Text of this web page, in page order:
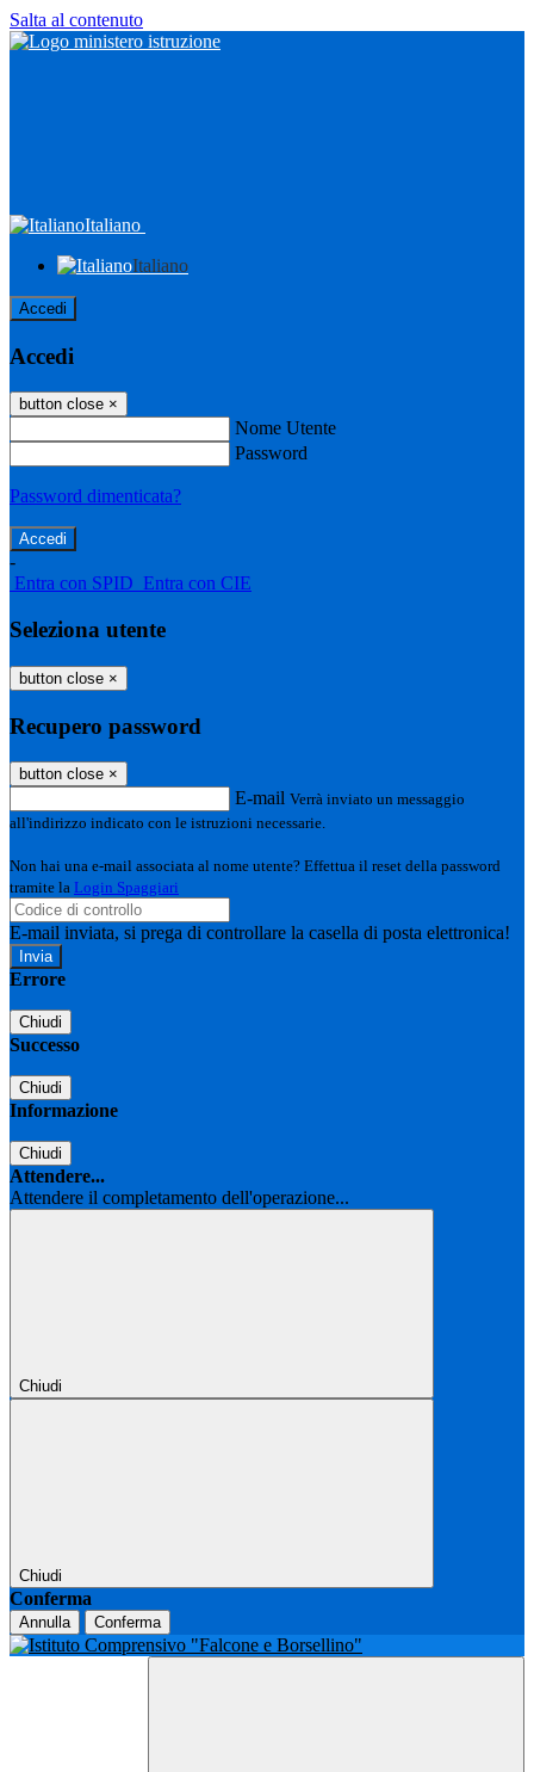
Salta al contenuto
Italiano
Italiano
Accedi
Accedi
button close ×
Nome Utente
Password
Password dimenticata?
-
Entra con SPID Entra con CIE
Seleziona utente
button close ×
Recupero password
button close ×
E-mail Verrà inviato un messaggio
all'indirizzo indicato con le istruzioni necessarie.
Non hai una e-mail associata al nome utente? Effettua il reset della password
tramite la Login Spaggiari
E-mail inviata, si prega di controllare la casella di posta elettronica!
Errore
Chiudi
Successo
Chiudi
Informazione
Chiudi
Attendere...
Attendere il completamento dell'operazione...
Chiudi
Chiudi
Conferma
Annulla Conferma